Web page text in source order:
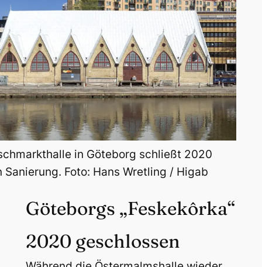
in Göteborg schließt 2020
Sanierung. Foto: Hans Wretling / Higab
Göteborgs „Feskekôrka“
2020 geschlossen